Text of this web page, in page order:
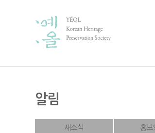
알림
새소식 홍보